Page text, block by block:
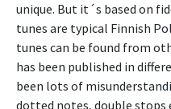
unique. But it´s based on
tunes are typical Finnish
tunes can be found from
has been published in
been lots of
dotted notes, double stops